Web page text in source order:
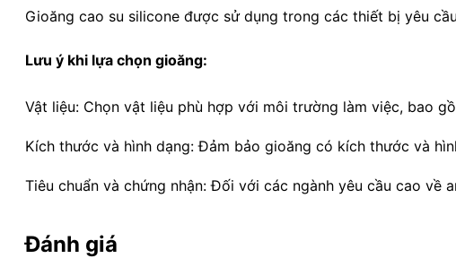
Gioăng cao su silicone được sử dụng trong các thiết bị yêu
Lưu ý khi lựa chọn gioăng:
Vật liệu: Chọn vật liệu phù hợp với môi trường làm việc, bao
Kích thước và hình dạng: Đảm bảo gioăng có kích thước và
Tiêu chuẩn và chứng nhận: Đối với các ngành yêu cầu cao về
Đánh giá